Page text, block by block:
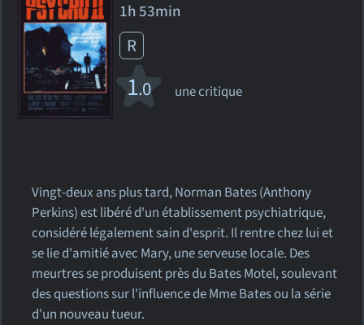
1h 53min
R
1.0 une critique
Vingt-deux ans plus tard, Norman Bates (Anthony
Perkins) est libéré d'un établissement psychiatrique,
considéré légalement sain d'esprit. Il rentre chez lui et
se lie d'amitié avec Mary, une serveuse locale. Des
meurtres se produisent près du Bates Motel, soulevant
des questions sur l'influence de Mme Bates ou la série
d'un nouveau tueur.